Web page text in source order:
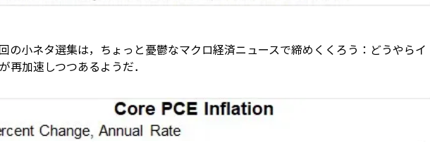
の小ネタ選集は，ちょっと憂鬱なマクロ経済ニュースで締めくくろう：どうやらイ
再加速しつつあるようだ．